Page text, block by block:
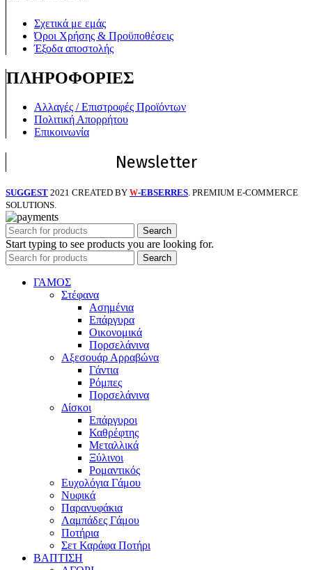
Σχετικά με εμάς
Όροι Χρήσης & Προϋποθέσεις
Έξοδα αποστολής
ΠΛΗΡΟΦΟΡΙΕΣ
Αλλαγές / Επιστροφές Προϊόντων
Πολιτική Απορρήτου
Επικοινωνία
Newsletter
SUGGEST 2021 CREATED BY W-EBSERRES. PREMIUM E-COMMERCE
SOLUTIONS.
Search
Start typing to see products you are looking for.
Search
ΓΑΜΟΣ
Στέφανα
Ασημένια
Επάργυρα
Οικονομικά
Πορσελάνινα
Αξεσουάρ Αρραβώνα
Γάντια
Ρόμπες
Πορσελάνινα
Δίσκοι
Επάργυροι
Καθρέφτης
Μεταλλικά
Ξύλινοι
Ρομαντικός
Ευχολόγια Γάμου
Νυφικά
Παρανυφάκια
Λαμπάδες Γάμου
Ποτήρια
Σετ Καράφα Ποτήρι
ΒΑΠΤΙΣΗ